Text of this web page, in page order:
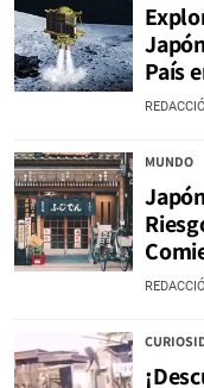
País
MUNDO